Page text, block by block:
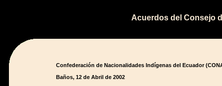
Acuerdos del Consejo
Confederación de Nacionalidades Indígenas del Ecuador
Baños, 12 de Abril de 2002